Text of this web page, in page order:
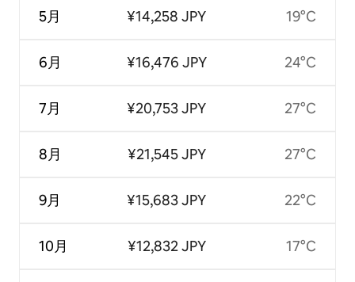
5月
6月
7月
8月
9月
10月
¥14,258 JPY
¥16,476 JPY
¥20,753 JPY
¥21,545 JPY
¥15,683 JPY
¥12,832 JPY
19°C
24°C
27°C
27°C
22°C
17°C